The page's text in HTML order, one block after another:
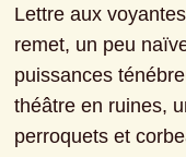
Lettre aux
remet, un peu
puissances
théâtre en ruines,
perroquets et